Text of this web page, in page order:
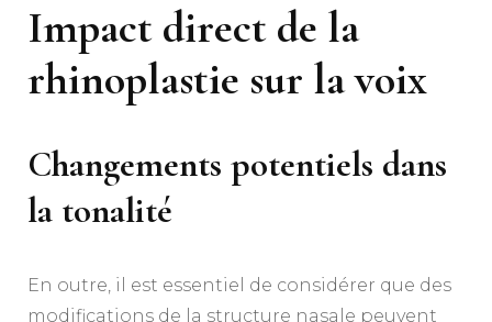
Impact direct de la
rhinoplastie sur la voix
Changements potentiels dans
la tonalité
En outre, il est essentiel de considérer que des
modifications de la structure nasale peuvent